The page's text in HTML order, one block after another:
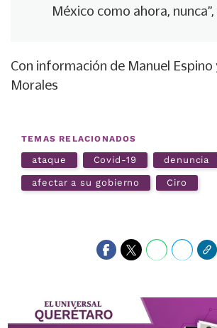
México como ahora, nunca”,
Con información de Manuel
Morales
TEMAS RELACIONADOS
ataque Covid-19 denuncia
afectar a su gobierno Ciro